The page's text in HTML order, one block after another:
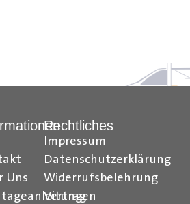
Kanaleinfach und
Uns
Rechtliches
Impressum
Datenschutzerklärung
Widerrufsbelehrung
Vertrag